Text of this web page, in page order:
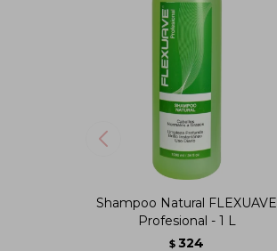
Shampoo Natural FLEXUAVE
Profesional - 1 L
$ 324